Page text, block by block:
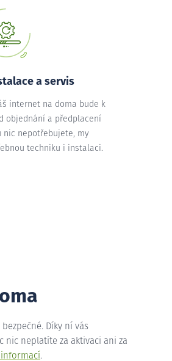
a servis
internet na doma bude k
objednání a předplacení
nic nepotřebujete, my
techniku i instalaci.
Díky ní vás
nic neplatíte za aktivaci ani za
.